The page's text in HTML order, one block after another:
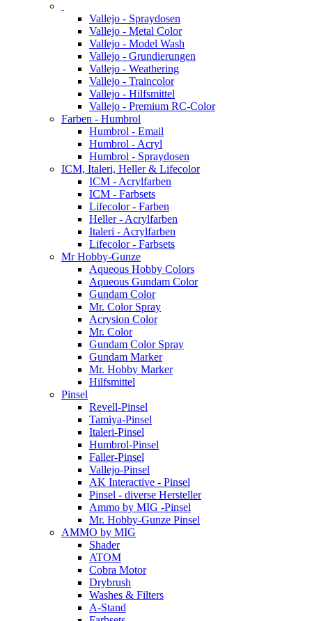
Vallejo - Spraydosen
Vallejo - Metal Color
Vallejo - Model Wash
Vallejo - Grundierungen
Vallejo - Weathering
Vallejo - Traincolor
Vallejo - Hilfsmittel
Vallejo - Premium RC-Color
Farben - Humbrol
Humbrol - Email
Humbrol - Acryl
Humbrol - Spraydosen
ICM, Italeri, Heller & Lifecolor
ICM - Acrylfarben
ICM - Farbsets
Lifecolor - Farben
Heller - Acrylfarben
Italeri - Acrylfarben
Lifecolor - Farbsets
Mr Hobby-Gunze
Aqueous Hobby Colors
Aqueous Gundam Color
Gundam Color
Mr. Color Spray
Acrysion Color
Mr. Color
Gundam Color Spray
Gundam Marker
Mr. Hobby Marker
Hilfsmittel
Pinsel
Revell-Pinsel
Tamiya-Pinsel
Italeri-Pinsel
Humbrol-Pinsel
Faller-Pinsel
Vallejo-Pinsel
AK Interactive - Pinsel
Pinsel - diverse Hersteller
Ammo by MIG -Pinsel
Mr. Hobby-Gunze Pinsel
AMMO by MIG
Shader
ATOM
Cobra Motor
Drybrush
Washes & Filters
A-Stand